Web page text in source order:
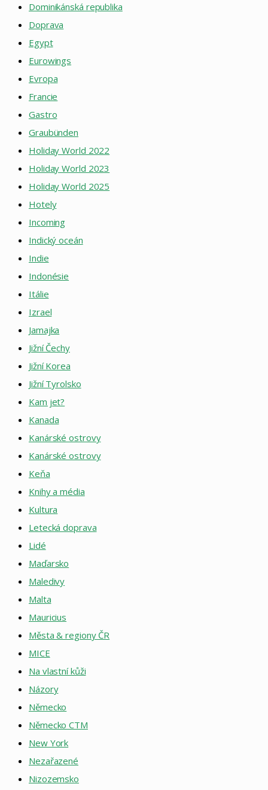
Dominikánská republika
Doprava
Egypt
Eurowings
Evropa
Francie
Gastro
Graubünden
Holiday World 2022
Holiday World 2023
Holiday World 2025
Hotely
Incoming
Indický oceán
Indie
Indonésie
Itálie
Izrael
Jamajka
Jižní Čechy
Jižní Korea
Jižní Tyrolsko
Kam jet?
Kanada
Kanárské ostrovy
Kanárské ostrovy
Keňa
Knihy a média
Kultura
Letecká doprava
Lidé
Maďarsko
Maledivy
Malta
Mauricius
Města & regiony ČR
MICE
Na vlastní kůži
Názory
Německo
Německo CTM
New York
Nezařazené
Nizozemsko